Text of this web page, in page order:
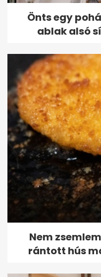
Önts egy
ablak alsó
Nem
rántott hús